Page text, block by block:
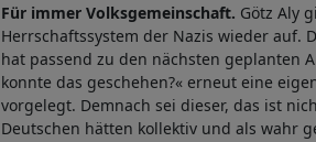
Für immer Volksgemeinschaft. Götz Aly
Herrschaftssystem der Nazis wieder auf.
hat passend zu den nächsten geplanten
konnte das geschehen?« erneut eine
vorgelegt. Demnach sei dieser, das ist
Deutschen hätten kollektiv und als wahr